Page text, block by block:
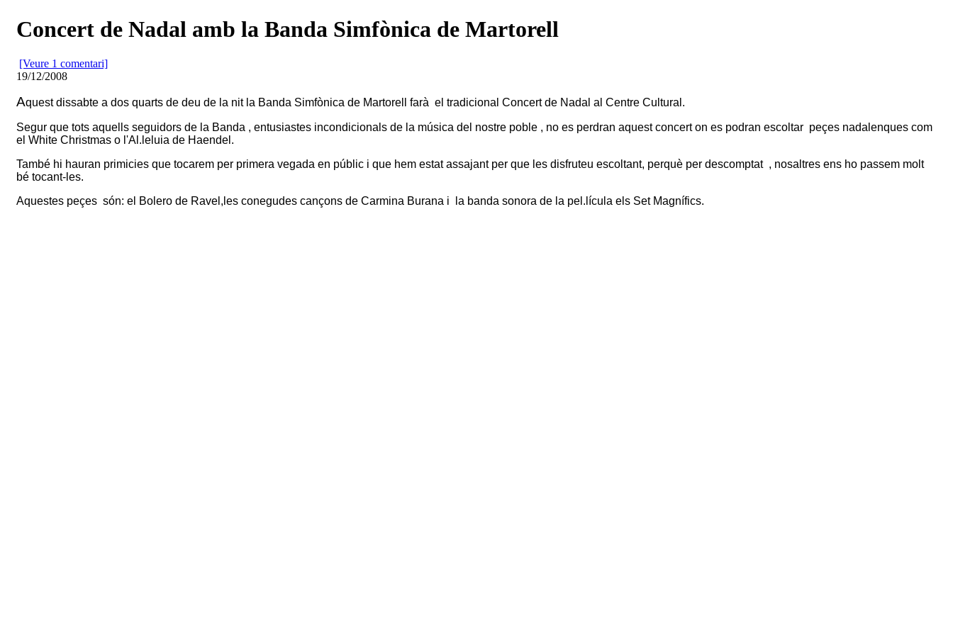
Concert de Nadal amb la Banda Simfònica de Martorell
[Veure 1 comentari]
19/12/2008
Aquest dissabte a dos quarts de deu de la nit la Banda Simfònica de Martorell farà el tradicional Concert de Nadal al Centre Cultural.
Segur que tots aquells seguidors de la Banda , entusiastes incondicionals de la música del nostre poble , no es perdran aquest concert on es podran escoltar peçes nadalenques com
el White Christmas o l'Al.leluia de Haendel.
També hi hauran primicies que tocarem per primera vegada en públic i que hem estat assajant per que les disfruteu escoltant, perquè per descomptat , nosaltres ens ho passem molt
bé tocant-les.
Aquestes peçes són: el Bolero de Ravel,les conegudes cançons de Carmina Burana i la banda sonora de la pel.lícula els Set Magnífics.